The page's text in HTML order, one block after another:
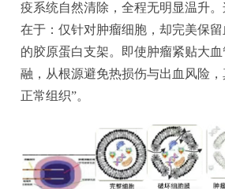
疫系统自然清除，全程无明显温升
在于：仅针对肿瘤细胞，却完美保
的胶原蛋白支架。即使肿瘤紧贴大
融，从根源避免热损伤与出血风险
正常组织”。